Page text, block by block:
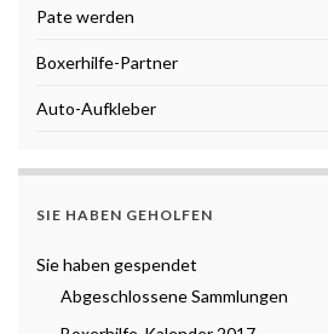
Pate werden
Boxerhilfe-Partner
Auto-Aufkleber
SIE HABEN GEHOLFEN
Sie haben gespendet
Abgeschlossene Sammlungen